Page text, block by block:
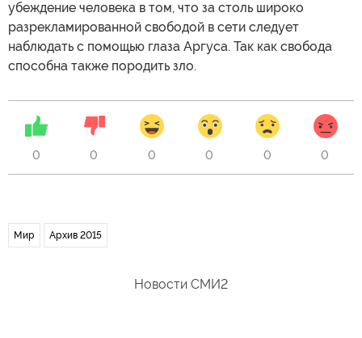
убеждение человека в том, что за столь широко
разрекламированной свободой в сети следует
наблюдать с помощью глаза Аргуса. Так как свобода
способна также породить зло.
0 0 0 0 0 0
Мир Архив 2015
Новости СМИ2